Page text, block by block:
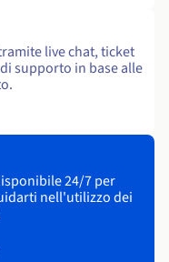
live chat, ticket
supporto in base alle
24/7 per
nell'utilizzo dei